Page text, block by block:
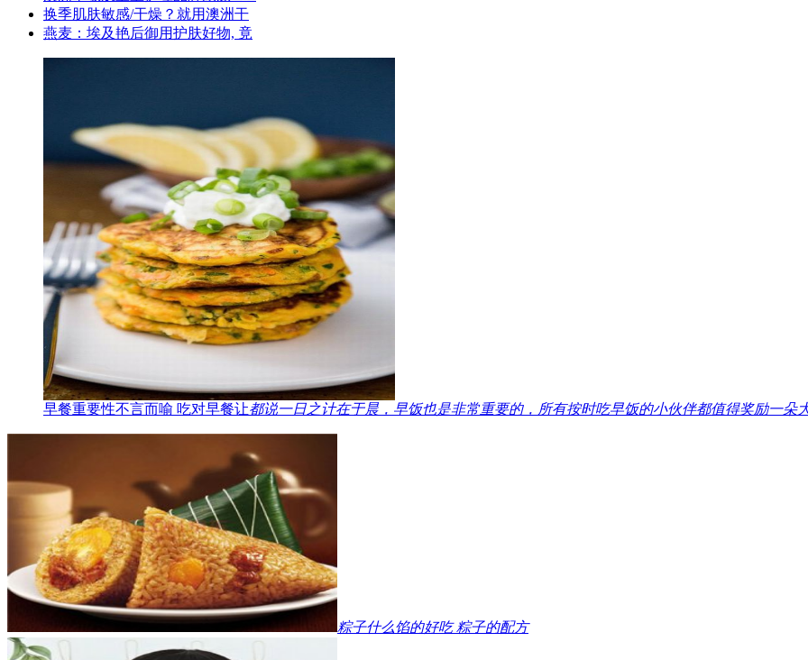
换季肌肤敏感/干燥？就用澳洲干
燕麦：埃及艳后御用护肤好物, 竟
早餐重要性不言而喻 吃对早餐让都说一日之计在于晨，早饭也是非常重要的，所有按时吃早饭的小伙伴都值得奖励一朵
粽子什么馅的好吃 粽子的配方